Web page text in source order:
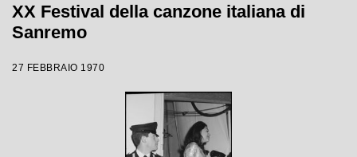
XX Festival della canzone italiana di
Sanremo
27 FEBBRAIO 1970